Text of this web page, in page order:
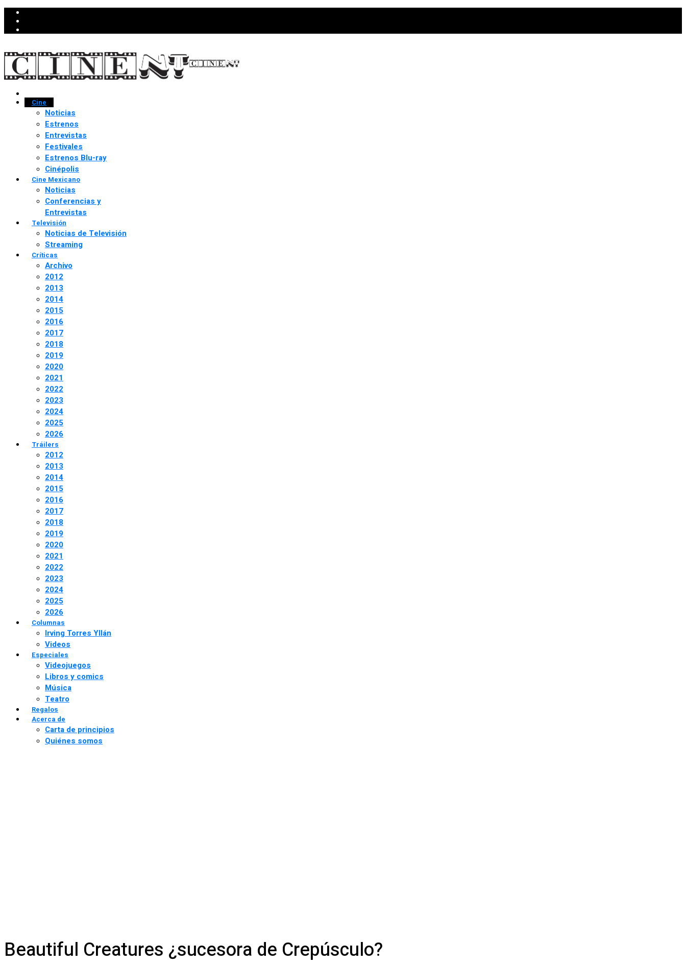
Cine
Noticias
Estrenos
Entrevistas
Festivales
Estrenos Blu-ray
Cinépolis
Cine Mexicano
Noticias
Conferencias y
Entrevistas
Televisión
Noticias de Televisión
Streaming
Críticas
Archivo
2012
2013
2014
2015
2016
2017
2018
2019
2020
2021
2022
2023
2024
2025
2026
Tráilers
2012
2013
2014
2015
2016
2017
2018
2019
2020
2021
2022
2023
2024
2025
2026
Columnas
Irving Torres Yllán
Videos
Especiales
Videojuegos
Libros y comics
Música
Teatro
Regalos
Acerca de
Carta de principios
Quiénes somos
Beautiful Creatures ¿sucesora de Crepúsculo?